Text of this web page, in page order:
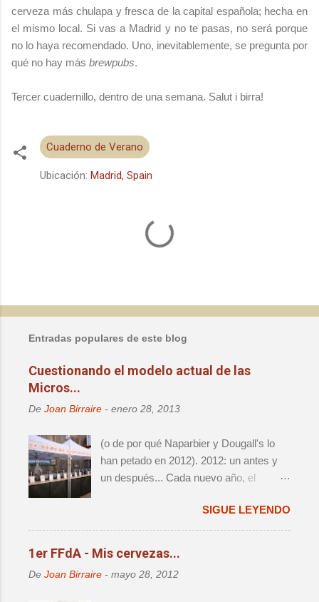
cerveza más chulapa y fresca de la capital española; hecha en
el mismo local. Si vas a Madrid y no te pasas, no será porque
no lo haya recomendado. Uno, inevitablemente, se pregunta por
qué no hay más brewpubs.
Tercer cuadernillo, dentro de una semana. Salut i birra!
Cuaderno de Verano
Ubicación: Madrid, Spain
t
r
o
s
Entradas populares de este blog
Cuestionando el modelo actual de las
Micros...
De Joan Birraire - enero 28, 2013
(o de por qué Naparbier y Dougall's lo
han petado en 2012). 2012: un antes y
un después... Cada nuevo año, el
vuelco, y lo que hasta aquel momento
era válido e indiscutido, de repente
parece por lo menos debatible. Y es que
que acabamos de vivir el destape
SIGUE LEYENDO
1er FFdA - Mis cervezas...
De Joan Birraire - mayo 28, 2012